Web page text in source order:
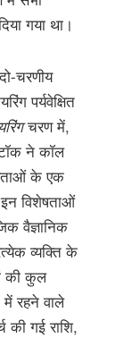
गया था।
चरणीय
पर्यवेक्षित
चरण में,
ने कॉल
के एक
इन विशेषताओं
वैज्ञानिक
व्यक्ति के
की कुल
रहने वाले
की गई राशि,